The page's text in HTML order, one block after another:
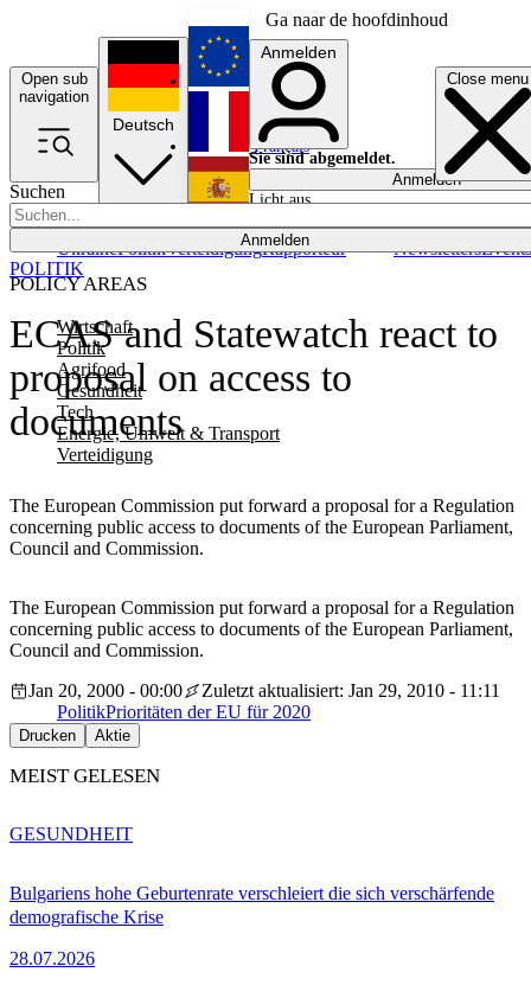
Ga naar de hoofdinhoud
Open sub
navigation
Close menu
Suchen
Anmelden
POLICY AREAS
Wirtschaft
Politik
Agrifood
Gesundheit
Tech
Energie, Umwelt & Transport
Verteidigung
UkrainePolitikVerteidigungRapporteur NewslettersEvents
Deutsch
English
Français
Anmelden
Sie sind abgemeldet.
Anmelden
Licht aus
ECAS and Statewatch react to
proposal on access to
documents
The European Commission put forward a proposal for a Regulation
concerning public access to documents of the European Parliament,
Council and Commission.
POLITIK
The European Commission put forward a proposal for a Regulation
concerning public access to documents of the European Parliament,
Council and Commission.
Jan 20, 2000 - 00:00
Zuletzt aktualisiert: Jan 29, 2010 - 11:11
PolitikPrioritäten der EU für 2020
Drucken Aktie
MEIST GELESEN
Bulgariens hohe Geburtenrate verschleiert die sich verschärfende
demografische Krise
28.07.2026
GESUNDHEIT